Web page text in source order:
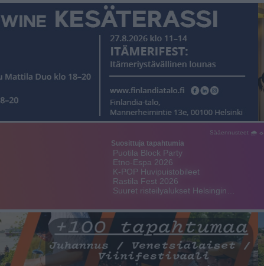
Sääennusteet 🌧 ☼
Suosittuja tapahtumia
Puotila Block Party
Etno-Espa 2026
K-POP Huvipuistobileet
Rastila Fest 2026
Suuret risteilyalukset Helsingin…